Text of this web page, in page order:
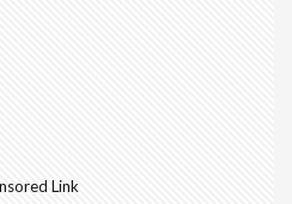
Link